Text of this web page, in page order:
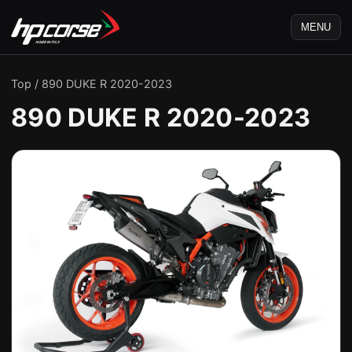
MENU
Top / 890 DUKE R 2020-2023
890 DUKE R 2020-2023